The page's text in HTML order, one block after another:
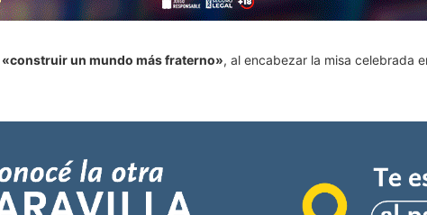
«construir un mundo más fraterno», al encabezar la misa celebrada